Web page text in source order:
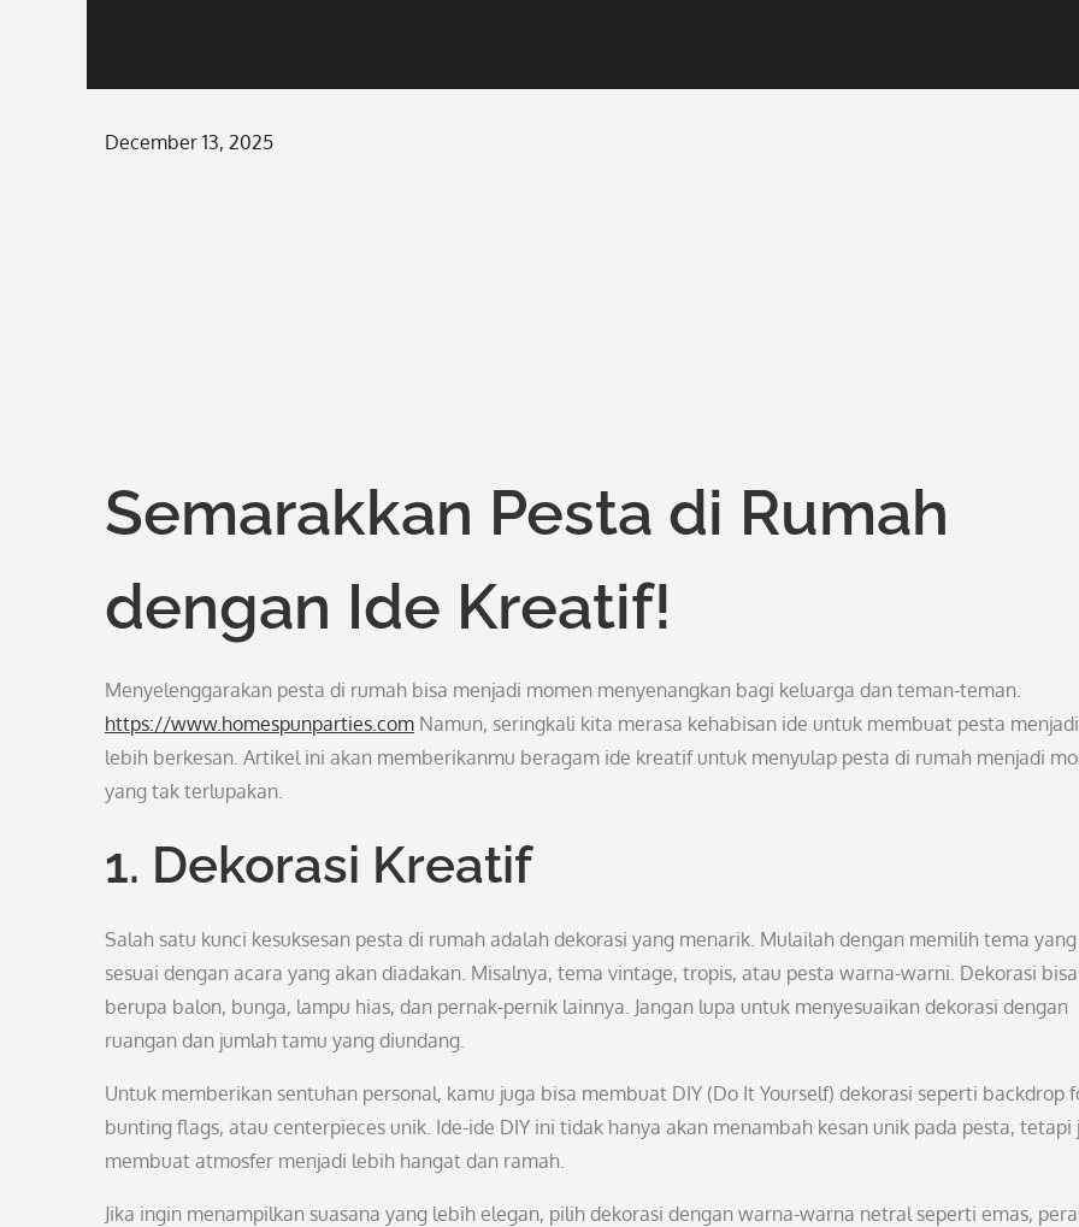
Posted
December 13, 2025
Semarakkan Pesta di Rumah
dengan Ide Kreatif!
Menyelenggarakan pesta di rumah bisa menjadi momen menyenangkan bagi keluarga dan teman-teman.
https://www.homespunparties.com Namun, seringkali kita merasa kehabisan ide untuk membuat pesta menjadi
lebih berkesan. Artikel ini akan memberikanmu beragam ide kreatif untuk menyulap pesta di rumah menjadi
yang tak terlupakan.
1. Dekorasi Kreatif
Salah satu kunci kesuksesan pesta di rumah adalah dekorasi yang menarik. Mulailah dengan memilih tema yang
sesuai dengan acara yang akan diadakan. Misalnya, tema vintage, tropis, atau pesta warna-warni. Dekorasi bisa
berupa balon, bunga, lampu hias, dan pernak-pernik lainnya. Jangan lupa untuk menyesuaikan dekorasi dengan
ruangan dan jumlah tamu yang diundang.
Untuk memberikan sentuhan personal, kamu juga bisa membuat DIY (Do It Yourself) dekorasi seperti backdrop
bunting flags, atau centerpieces unik. Ide-ide DIY ini tidak hanya akan menambah kesan unik pada pesta, tetapi
membuat atmosfer menjadi lebih hangat dan ramah.
Jika ingin menampilkan suasana yang lebih elegan, pilih dekorasi dengan warna-warna netral seperti emas,